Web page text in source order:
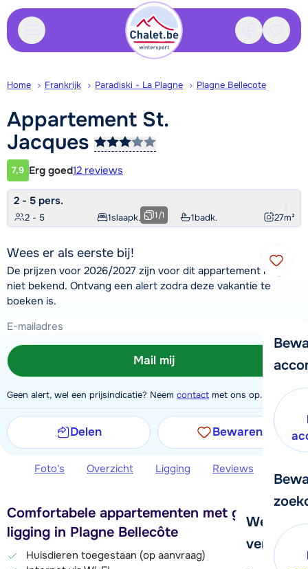
Contact
We
verder!
Home Frankrijk Paradiski - La Plagne Plagne Bellecote
Appartement St.
Jacques
Klantwaardering
7,9 Erg goed12 reviews
2 - 5 pers.
2 - 5 1slaapk. 1badk. 27m²
1/1
Wees er als eerste bij!
De prijzen voor 2026/2027 zijn voor dit appartement nog
niet bekend. Ontvang een alert zodra deze vakantie te
boeken is.
Mail mij
Geen alert, wel een prijsindicatie? Neem contact met ons op.
Delen Bewaren
Foto's Overzicht Ligging Reviews
Comfortabele appartementen met gunstige
ligging in Plagne Bellecôte
Huisdieren toegestaan (op aanvraag)